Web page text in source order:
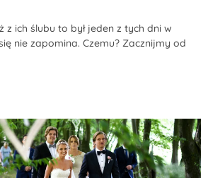
z ich ślubu to był jeden z tych dni w
nie zapomina. Czemu? Zacznijmy od